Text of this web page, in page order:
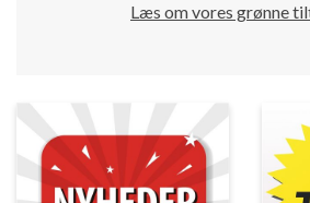
Læs om vores grønne